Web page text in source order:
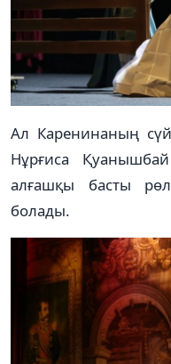
Ал Каренинаның
Нұрғиса
алғашқы басты
болады.